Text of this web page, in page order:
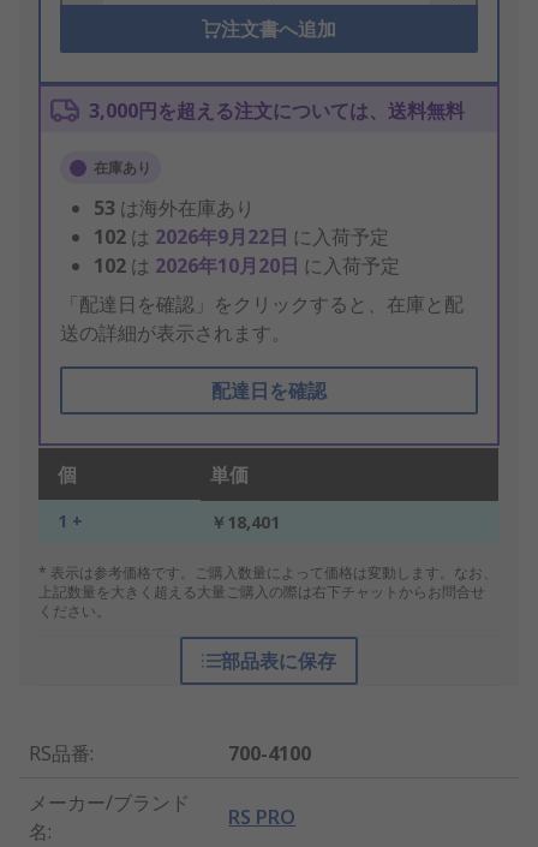
注文書へ追加
3,000円を超える注文については、送料無料
在庫あり
53 は海外在庫あり
102 は 2026年9月22日 に入荷予定
102 は 2026年10月20日 に入荷予定
「配達日を確認」をクリックすると、在庫と配
送の詳細が表示されます。
配達日を確認
個 単価
1 + ￥18,401
* 表示は参考価格です。ご購入数量によって価格は変動します。なお、
上記数量を大きく超える大量ご購入の際は右下チャットからお問合せ
ください。
部品表に保存
RS品番:
700-4100
メーカー/ブランド
名:
RS PRO